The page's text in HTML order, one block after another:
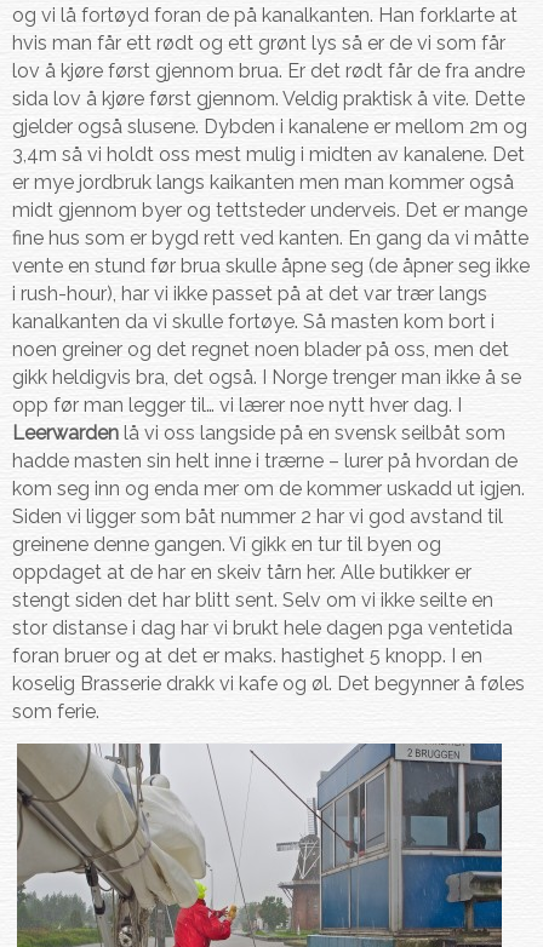
og vi lå fortøyd foran de på kanalkanten. Han forklarte at
hvis man får ett rødt og ett grønt lys så er de vi som får
lov å kjøre først gjennom brua. Er det rødt får de fra andre
sida lov å kjøre først gjennom. Veldig praktisk å vite. Dette
gjelder også slusene. Dybden i kanalene er mellom 2m og
3,4m så vi holdt oss mest mulig i midten av kanalene. Det
er mye jordbruk langs kaikanten men man kommer også
midt gjennom byer og tettsteder underveis. Det er mange
fine hus som er bygd rett ved kanten. En gang da vi måtte
vente en stund før brua skulle åpne seg (de åpner seg ikke
i rush-hour), har vi ikke passet på at det var trær langs
kanalkanten da vi skulle fortøye. Så masten kom bort i
noen greiner og det regnet noen blader på oss, men det
gikk heldigvis bra, det også. I Norge trenger man ikke å se
opp før man legger til… vi lærer noe nytt hver dag. I
Leerwarden lå vi oss langside på en svensk seilbåt som
hadde masten sin helt inne i trærne – lurer på hvordan de
kom seg inn og enda mer om de kommer uskadd ut igjen.
Siden vi ligger som båt nummer 2 har vi god avstand til
greinene denne gangen. Vi gikk en tur til byen og
oppdaget at de har en skeiv tårn her. Alle butikker er
stengt siden det har blitt sent. Selv om vi ikke seilte en
stor distanse i dag har vi brukt hele dagen pga ventetida
foran bruer og at det er maks. hastighet 5 knopp. I en
koselig Brasserie drakk vi kafe og øl. Det begynner å føles
som ferie.